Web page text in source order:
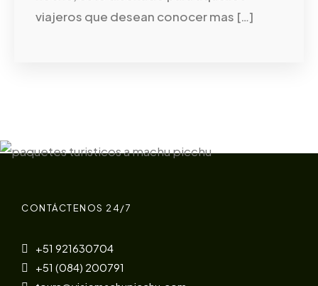
viajeros que desean conocer mas […]
CONTÁCTENOS 24/7
+51 921630704
+51 (084) 200791